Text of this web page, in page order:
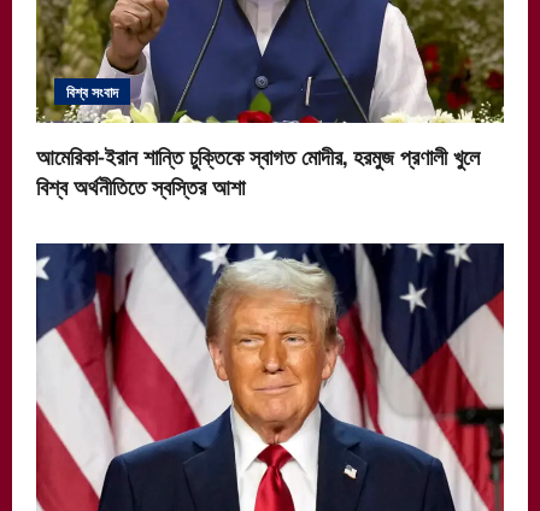
বিশ্ব সংবাদ
আমেরিকা-ইরান শান্তি চুক্তিকে স্বাগত মোদীর, হরমুজ প্রণালী খুলে
বিশ্ব অর্থনীতিতে স্বস্তির আশা